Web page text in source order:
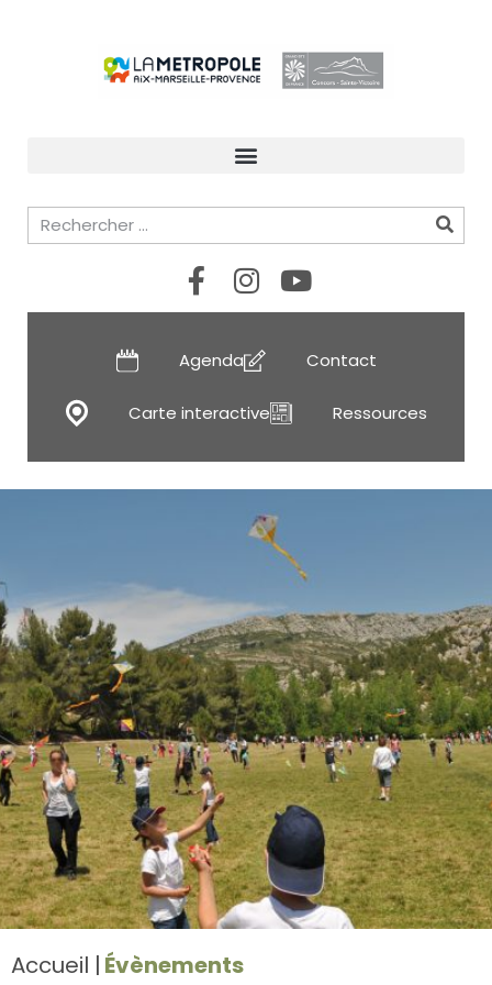
Agenda Contact
Carte interactive Ressources
Accueil Évènements